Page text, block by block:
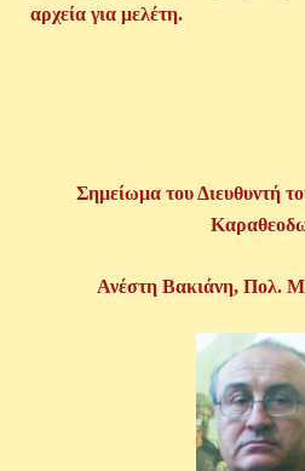
αρχεία για μελέτη.
Σημείωμα του Διευθυντή
Ανέστη Βακιάνη, Πολ.